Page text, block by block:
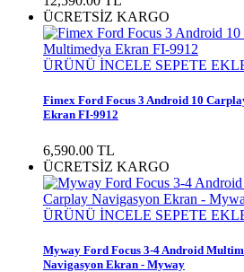
ÜCRETSİZ KARGO
ÜRÜNÜ İNCELE SEPETE
Fimex Ford Focus 3 Android 10
Ekran FI-9912
6,590.00 TL
ÜCRETSİZ KARGO
ÜRÜNÜ İNCELE SEPETE
Myway Ford Focus 3-4 Android
Navigasyon Ekran - Myway